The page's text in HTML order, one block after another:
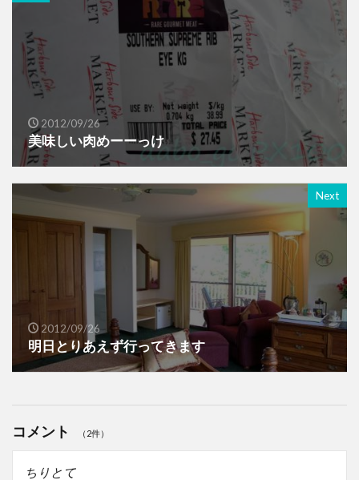
2012/09/26
美味しい肉めーーっけ
Next
2012/09/26
明日とりあえず行ってきます
コメント （2件）
ちりとて